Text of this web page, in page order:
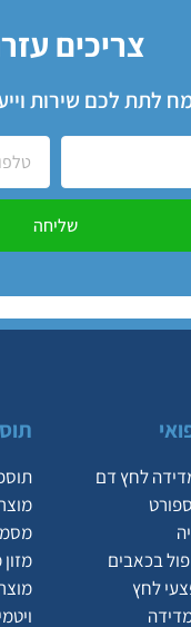
צריכים
לתת לכם שירות
שליחה
לחץ דם
בכאבים
לחץ